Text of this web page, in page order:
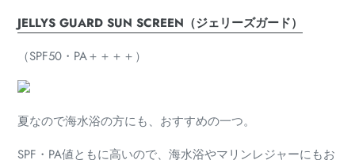
JELLYS GUARD SUN SCREEN（ジェリーズガード）
（SPF50・PA＋＋＋＋）
夏なので海水浴の方にも、おすすめの一つ。
SPF・PA値ともに高いので、 海水浴やマリンレジャーにもお